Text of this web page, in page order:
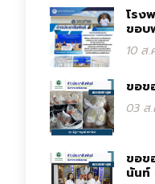
โรง
ขอบ
10 ส
ขอข
03 ส
ขอ
นันท์